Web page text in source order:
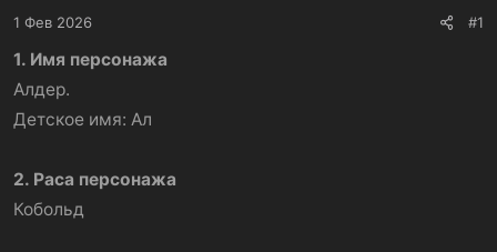
1 Фев 2026 #1
1. Имя персонажа
Алдер.
Детское имя: Ал
2. Раса персонажа
Кобольд